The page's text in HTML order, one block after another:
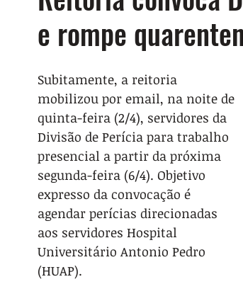
e rompe
Subitamente, a reitoria
mobilizou por email, na noite de
quinta-feira (2/4), servidores da
Divisão de Perícia para trabalho
presencial a partir da próxima
segunda-feira (6/4). Objetivo
expresso da convocação é
agendar perícias direcionadas
aos servidores Hospital
Universitário Antonio Pedro
(HUAP).